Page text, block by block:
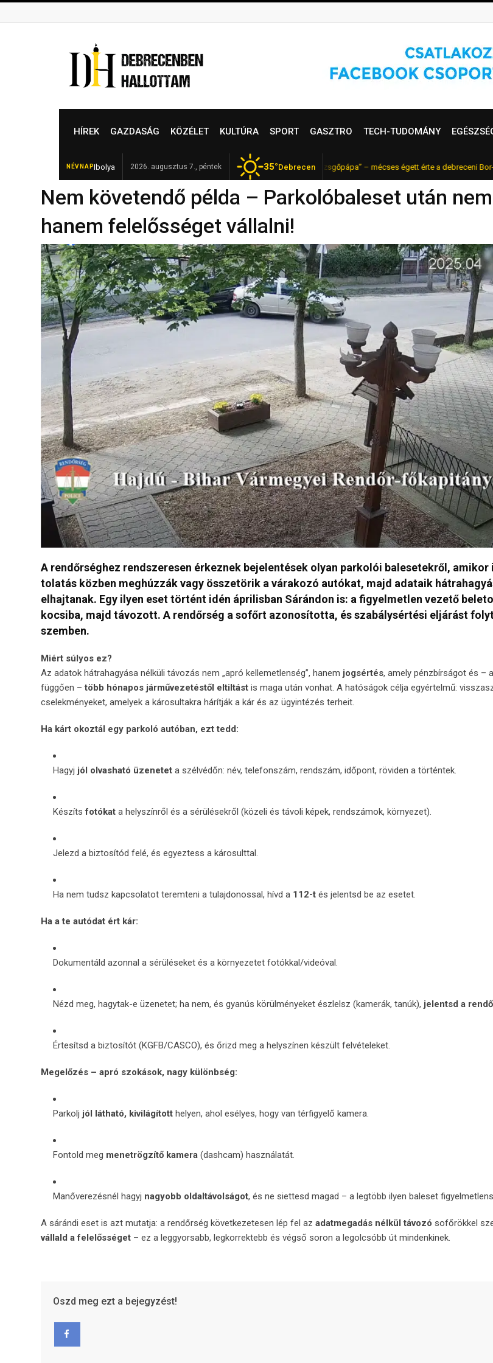
to
HÍREK GAZDASÁG KÖZÉLET KULTÚRA SPORT GASZTRO TECH-TUDOMÁNY
NÉVNAPIbolya 2026. augusztus 7., péntek 35°Debrecen
FRISS Elhunyt Garamvári Vencel, a magyar „pezsgőpápa” – mécses égett érte a debreceni Bor- és
Nem követendő példa – Parkolóbaleset után
hanem felelősséget vállalni!
A rendőrséghez rendszeresen érkeznek bejelentések olyan parkolói balesetekről,
tolatás közben meghúzzák vagy összetörik a várakozó autókat, majd adataik
elhajtanak. Egy ilyen eset történt idén áprilisban Sárándon is: a figyelmetlen vezető
kocsiba, majd távozott. A rendőrség a sofőrt azonosította, és szabálysértési eljárást
szemben.
Miért súlyos ez?
Az adatok hátrahagyása nélküli távozás nem „apró kellemetlenség”, hanem jogsértés, amely pénzbírságot és –
függően –több hónapos járművezetéstől eltiltást is maga után vonhat. A hatóságok célja egyértelmű:
cselekményeket, amelyek a károsultakra hárítják a kár és az ügyintézés terheit.
Ha kárt okoztál egy parkoló autóban, ezt tedd:
Hagyj jól olvasható üzenetet a szélvédőn: név, telefonszám, rendszám, időpont, röviden a történtek.
Készítsfotókat a helyszínről és a sérülésekről (közeli és távoli képek, rendszámok, környezet).
Jelezd a biztosítód felé, és egyeztess a károsulttal.
Ha nem tudsz kapcsolatot teremteni a tulajdonossal, hívd a 112-t és jelentsd be az esetet.
Ha a te autódat ért kár:
Dokumentáld azonnal a sérüléseket és a környezetet fotókkal/videóval.
Nézd meg, hagytak-e üzenetet; ha nem, és gyanús körülményeket észlelsz (kamerák, tanúk), jelentsd a
Értesítsd a biztosítót (KGFB/CASCO), és őrizd meg a helyszínen készült felvételeket.
Megelőzés – apró szokások, nagy különbség:
Parkolj jól látható, kivilágított helyen, ahol esélyes, hogy van térfigyelő kamera.
Fontold meg menetrögzítő kamera (dashcam) használatát.
Manőverezésnél hagyj nagyobb oldaltávolságot, és ne siettesd magad – a legtöbb ilyen baleset
A sárándi eset is azt mutatja: a rendőrség következetesen lép fel az adatmegadás nélkül távozó sofőrökkel
vállald a felelősséget – ez a leggyorsabb, legkorrektebb és végső soron a legolcsóbb út mindenkinek.
Oszd meg ezt a bejegyzést!